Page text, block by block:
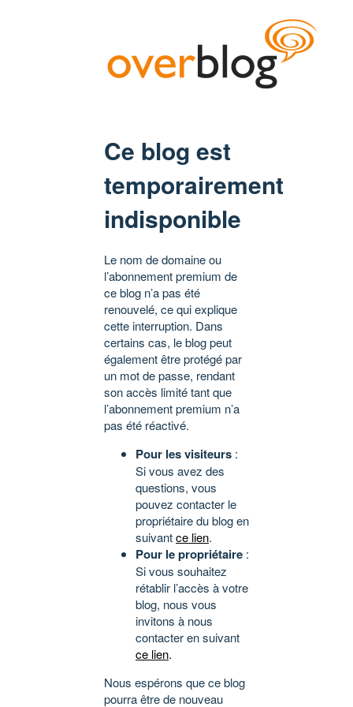
Ce blog est
temporairement
indisponible
Le nom de domaine ou
l’abonnement premium de
ce blog n’a pas été
renouvelé, ce qui explique
cette interruption. Dans
certains cas, le blog peut
également être protégé par
un mot de passe, rendant
son accès limité tant que
l’abonnement premium n’a
pas été réactivé.
Pour les visiteurs :
Si vous avez des
questions, vous
pouvez contacter le
propriétaire du blog en
suivantce lien.
Pour le propriétaire :
Si vous souhaitez
rétablir l’accès à votre
blog, nous vous
invitons à nous
contacter en suivant
ce lien.
Nous espérons que ce blog
pourra être de nouveau